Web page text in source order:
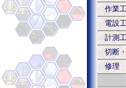
作業
電設
計測
切断
修理